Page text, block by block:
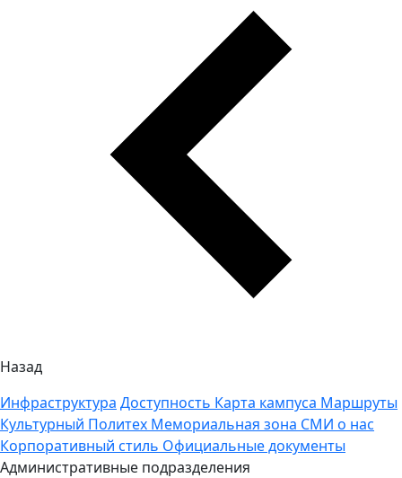
Назад
Инфраструктура Доступность Карта кампуса Маршруты
Культурный Политех Мемориальная зона СМИ о нас
Корпоративный стиль Официальные документы
Административные подразделения